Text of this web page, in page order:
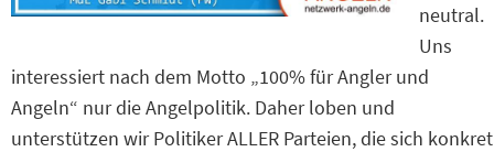
neutral.
Uns
interessiert nach dem Motto „100% für Angler und
Angeln“ nur die Angelpolitik. Daher loben und
unterstützen wir Politiker ALLER Parteien, die sich konkret